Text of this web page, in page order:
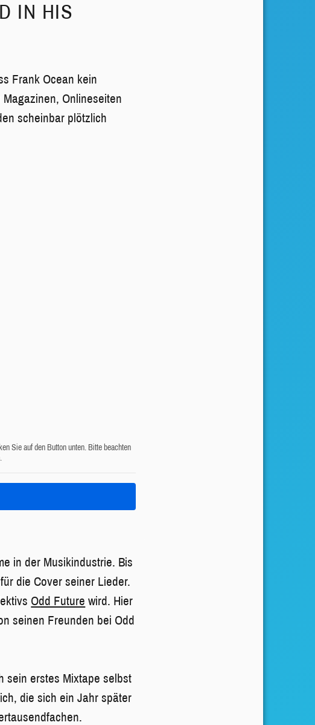
IN HIS
Frank Ocean kein
Onlineseiten
scheinbar plötzlich
Sie auf den Button unten. Bitte beachten
in der Musikindustrie. Bis
die Cover seiner Lieder.
Odd Future wird. Hier
seinen Freunden bei Odd
sein erstes Mixtape selbst
die sich ein Jahr später